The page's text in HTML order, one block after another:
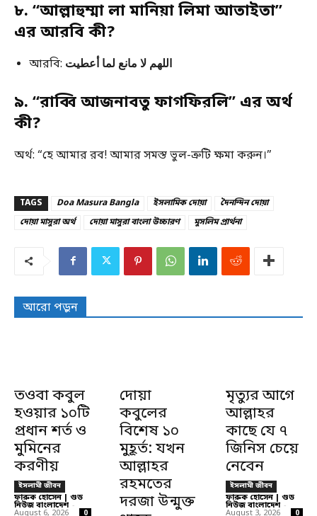
৮. “আল্লাহুম্মা লা মানিয়া লিমা আতাইতা”
এর আরবি কী?
আরবি: اللهم لا مانع لما أعطيت
৯. “রাব্বি আজনাবতু ফাগফিরলি” এর অর্থ
কী?
অর্থ: “হে আমার রব! আমার সমস্ত ভুল-ত্রুটি ক্ষমা করুন।”
TAGS Doa Masura Bangla ইসলামিক দোয়া
দৈনন্দিন দোয়া
দোয়া মাসুরা অর্থ
দোয়া মাসুরা বাংলা উচ্চারণ মুসলিম প্রার্থনা
আরো পড়ুন
তওবা কবুল
হওয়ার ১০টি
প্রধান শর্ত ও
মুমিনের
করণীয়
ইসলামী জীবন
ফারুক হোসেন | গুড
নিউজ বাংলাদেশ -
August 6, 2026 0
দোয়া
কবুলের
বিশেষ ১০
মুহূর্ত: যখন
আল্লাহর
রহমতের
দরজা উন্মুক্ত
মৃত্যুর আগে
আল্লাহর
কাছে যে ৭
জিনিস চেয়ে
নেবেন
ইসলামী জীবন
ফারুক হোসেন | গুড
নিউজ বাংলাদেশ -
August 3, 2026 0